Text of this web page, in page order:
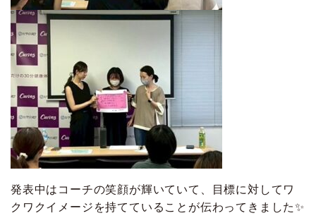
発表中はコーチの笑顔が輝いていて、目標に対してワ
クワクイメージを持てていることが伝わってきました✨